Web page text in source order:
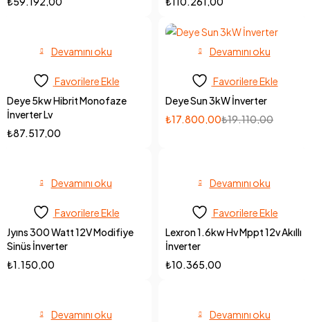
Devamını oku
Favorilere Ekle
Deye 5kw Hibrit Monofaze
İnverter Lv
₺87.517,00
Devamını oku
Favorilere Ekle
Deye Sun 3kW İnverter
₺19.110,00
₺17.800,00
Devamını oku
Favorilere Ekle
Jyıns 300 Watt 12V Modifiye
Sinüs İnverter
₺1.150,00
Devamını oku
Favorilere Ekle
Lexron 1.6kw Hv Mppt 12v Akıllı
İnverter
₺10.365,00
Devamını oku Devamını oku